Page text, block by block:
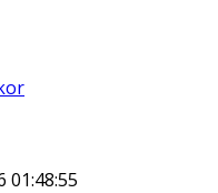
01:48:55